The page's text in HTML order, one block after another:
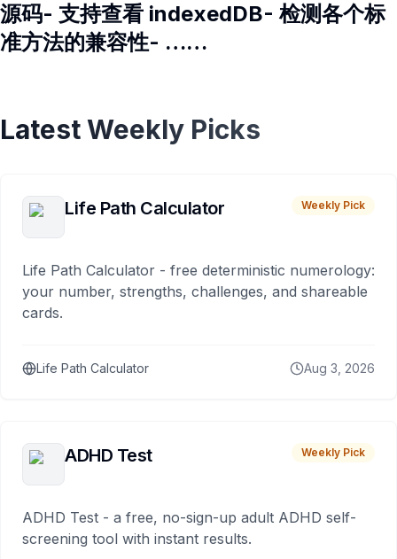
源码- 支持查看 indexedDB- 检测各个标
准方法的兼容性- ……
Latest Weekly Picks
Life Path Calculator Weekly Pick
Life Path Calculator - free deterministic numerology:
your number, strengths, challenges, and shareable
cards.
Life Path Calculator Aug 3, 2026
ADHD Test Weekly Pick
ADHD Test - a free, no-sign-up adult ADHD self-
screening tool with instant results.